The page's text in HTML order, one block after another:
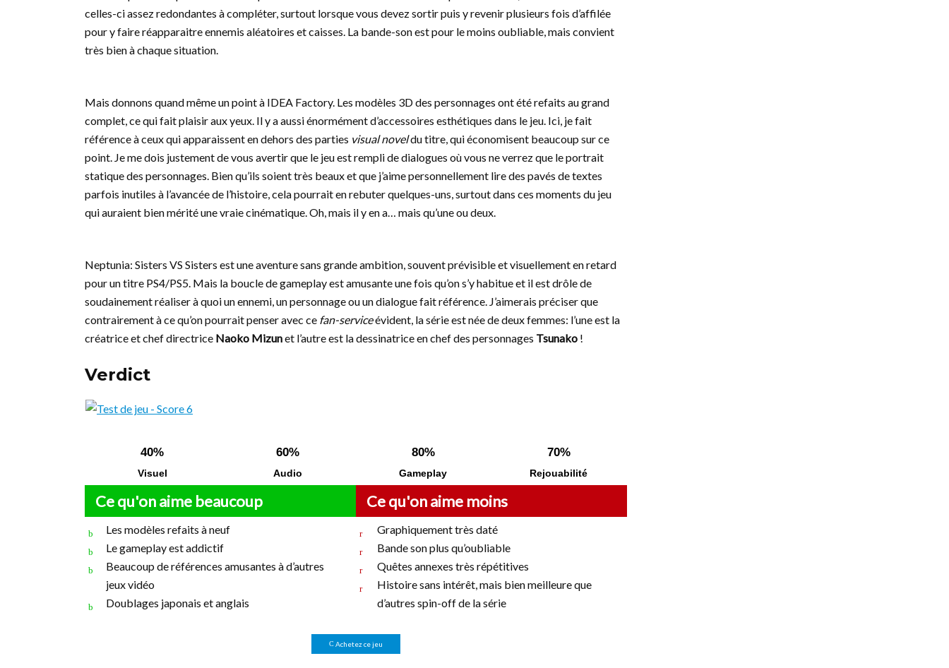
celles-ci assez redondantes à compléter, surtout lorsque vous devez sortir puis y revenir plusieurs fois d’affilée
pour y faire réapparaitre ennemis aléatoires et caisses. La bande-son est pour le moins oubliable, mais convient
très bien à chaque situation.
Mais donnons quand même un point à IDEA Factory. Les modèles 3D des personnages ont été refaits au grand
complet, ce qui fait plaisir aux yeux. Il y a aussi énormément d’accessoires esthétiques dans le jeu. Ici, je fait
référence à ceux qui apparaissent en dehors des parties visual noveldu titre, qui économisent beaucoup sur ce
point. Je me dois justement de vous avertir que le jeu est rempli de dialogues où vous ne verrez que le portrait
statique des personnages. Bien qu’ils soient très beaux et que j’aime personnellement lire des pavés de textes
parfois inutiles à l’avancée de l’histoire, cela pourrait en rebuter quelques-uns, surtout dans ces moments du jeu
qui auraient bien mérité une vraie cinématique. Oh, mais il y en a… mais qu’une ou deux.
Neptunia: Sisters VS Sisters est une aventure sans grande ambition, souvent prévisible et visuellement en retard
pour un titre PS4/PS5. Mais la boucle de gameplay est amusante une fois qu’on s’y habitue et il est drôle de
soudainement réaliser à quoi un ennemi, un personnage ou un dialogue fait référence. J’aimerais préciser que
contrairement à ce qu’on pourrait penser avec ce fan-serviceévident, la série est née de deux femmes: l’une est la
créatrice et chef directrice Naoko Mizunet l’autre est la dessinatrice en chef des personnages Tsunako !
Verdict
40%
Visuel
60%
Audio
80%
Gameplay
70%
Rejouabilité
Ce qu'on aime beaucoup
Les modèles refaits à neuf
Le gameplay est addictif
Beaucoup de références amusantes à d’autres
jeux vidéo
Doublages japonais et anglais
Ce qu'on aime moins
Graphiquement très daté
Bande son plus qu’oubliable
Quêtes annexes très répétitives
Histoire sans intérêt, mais bien meilleure que
d’autres spin-off de la série
Achetez ce jeu